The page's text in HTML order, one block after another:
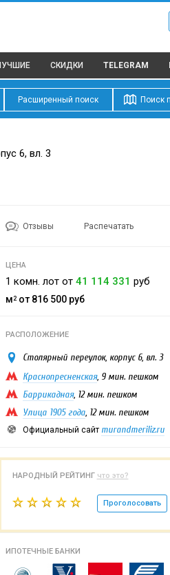
СКИДКИ TELEGRAM
Расширенный поиск Поиск
6, вл. 3
Отзывы Распечатать
ЦЕНА
1 комн. лот от 41 114 331 руб
м 2 от 816 500 руб
РАСПОЛОЖЕНИЕ
Столярный переулок, корпус 6, вл. 3
Краснопресненская, 9 мин. пешком
Баррикадная, 12 мин. пешком
Улица 1905 года, 12 мин. пешком
Официальный сайт murandmeriliz.ru
НАРОДНЫЙ РЕЙТИНГ что это?
Проголосовать
ИПОТЕЧНЫЕ БАНКИ